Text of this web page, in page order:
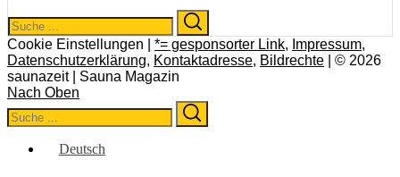
Search
for:
Cookie Einstellungen | *= gesponsorter Link, Impressum,
Datenschutzerklärung, Kontaktadresse, Bildrechte | © 2026
saunazeit | Sauna Magazin
Nach Oben
Search
for:
Deutsch